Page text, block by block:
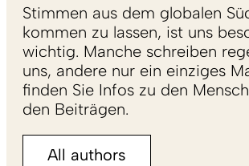
Stimmen aus dem globalen
kommen zu lassen, ist uns
wichtig. Manche schreiben
uns, andere nur ein einziges
finden Sie Infos zu den
den Beiträgen.
All authors